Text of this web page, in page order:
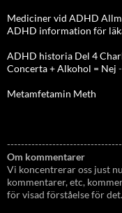
Mediciner vid ADHD
ADHD information för
ADHD historia Del 4
Concerta + Alkohol = Nej -
Metamfetamin Meth
Om kommentarer
Vi koncentrerar oss just
kommentarer, etc,
för visad förståelse för det.